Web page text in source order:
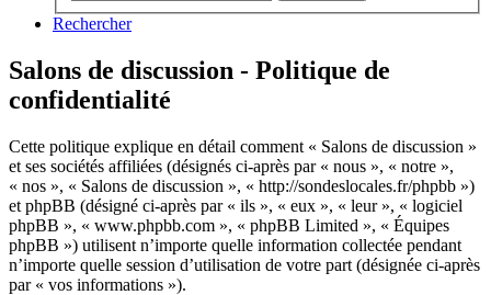
Rechercher
Salons de discussion - Politique de
confidentialité
Cette politique explique en détail comment « Salons de discussion »
et ses sociétés affiliées (désignés ci-après par « nous », « notre »,
« nos », « Salons de discussion », « http://sondeslocales.fr/phpbb »)
et phpBB (désigné ci-après par « ils », « eux », « leur », « logiciel
phpBB », « www.phpbb.com », « phpBB Limited », « Équipes
phpBB ») utilisent n’importe quelle information collectée pendant
n’importe quelle session d’utilisation de votre part (désignée ci-après
par « vos informations »).